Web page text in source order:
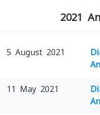
2021
5 August 2021
11 May 2021